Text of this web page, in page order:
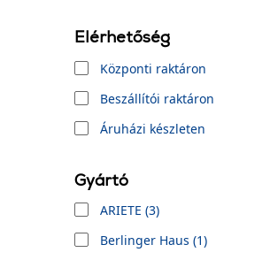
Elérhetőség
Központi raktáron
Beszállítói raktáron
Áruházi készleten
Gyártó
ARIETE (3)
Berlinger Haus (1)